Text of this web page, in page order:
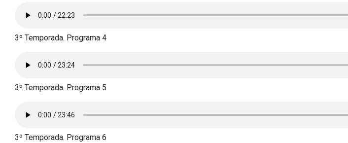
3º Temporada. Programa 4
3º Temporada. Programa 5
3º Temporada. Programa 6